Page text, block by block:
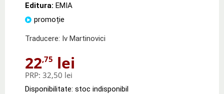
Editura: EMIA
promoție
Traducere: Iv Martinovici
22,75 lei
PRP: 32,50 lei
Disponibilitate: stoc indisponibil